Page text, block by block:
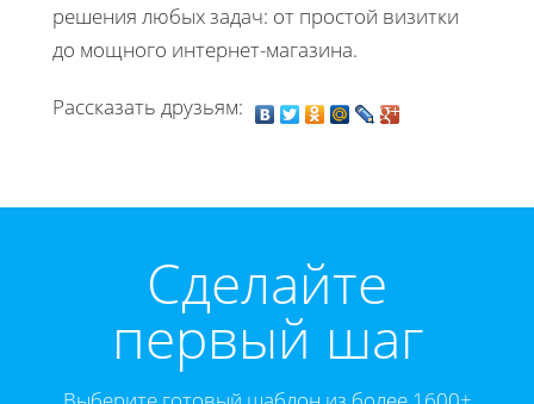
решения любых задач: от простой визитки
до мощного интернет-магазина.
Рассказать друзьям:
Cделайте
первый шаг